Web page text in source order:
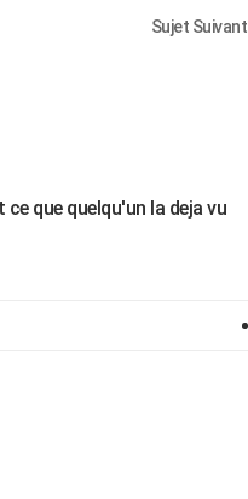
Sujet Suivant
que quelqu'un la deja vu